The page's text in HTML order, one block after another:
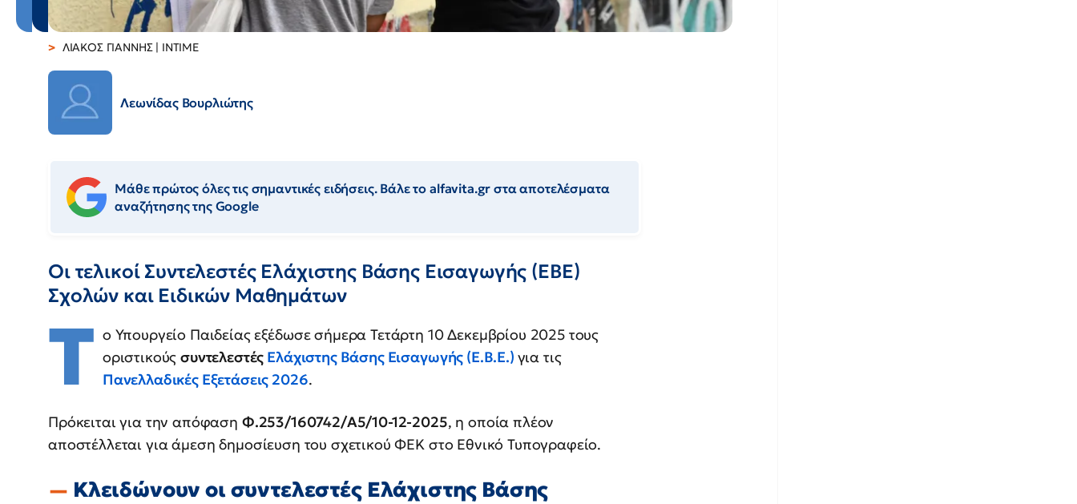
ΛΙΑΚΟΣ ΓΙΑΝΝΗΣ | ΙΝΤΙΜΕ
Λεωνίδας Βουρλιώτης
Μάθε πρώτος όλες τις σημαντικές ειδήσεις. Βάλε το alfavita.gr στα αποτελέσματα
αναζήτησης της Google
Οι τελικοί Συντελεστές Ελάχιστης Βάσης Εισαγωγής (ΕΒΕ)
Σχολών και Ειδικών Μαθημάτων
Τ ο Υπουργείο Παιδείας εξέδωσε σήμερα Τετάρτη 10 Δεκεμβρίου 2025 τους
οριστικούςσυντελεστές Ελάχιστης Βάσης Εισαγωγής (Ε.Β.Ε.) για τις
Πανελλαδικές Εξετάσεις 2026.
Πρόκειται για την απόφαση Φ.253/160742/A5/10-12-2025, η οποία πλέον
αποστέλλεται για άμεση δημοσίευση του σχετικού ΦΕΚ στο Εθνικό Τυπογραφείο.
Κλειδώνουν οι συντελεστές Ελάχιστης Βάσης